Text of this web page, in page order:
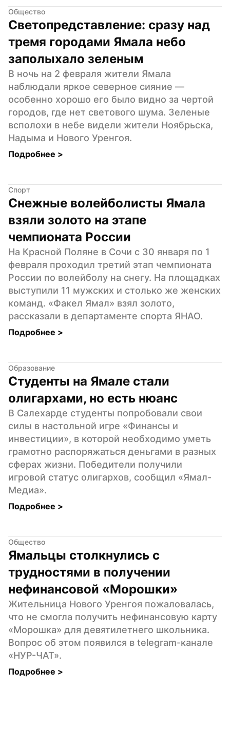
Общество
Светопредставление: сразу над
тремя городами Ямала небо
заполыхало зеленым
В ночь на 2 февраля жители Ямала
наблюдали яркое северное сияние —
особенно хорошо его было видно за чертой
городов, где нет светового шума. Зеленые
всполохи в небе видели жители Ноябрьска,
Надыма и Нового Уренгоя.
Подробнее >
Спорт
Снежные волейболисты Ямала
взяли золото на этапе
чемпионата России
На Красной Поляне в Сочи с 30 января по 1
февраля проходил третий этап чемпионата
России по волейболу на снегу. На площадках
выступили 11 мужских и столько же женских
команд. «Факел Ямал» взял золото,
рассказали в департаменте спорта ЯНАО.
Подробнее >
Образование
Студенты на Ямале стали
олигархами, но есть нюанс
В Салехарде студенты попробовали свои
силы в настольной игре «Финансы и
инвестиции», в которой необходимо уметь
грамотно распоряжаться деньгами в разных
сферах жизни. Победители получили
игровой статус олигархов, сообщил «Ямал-
Медиа».
Подробнее >
Общество
Ямальцы столкнулись с
трудностями в получении
нефинансовой «Морошки»
Жительница Нового Уренгоя пожаловалась,
что не смогла получить нефинансовую карту
«Морошка» для девятилетнего школьника.
Вопрос об этом появился в telegram-канале
«НУР-ЧАТ».
Подробнее >